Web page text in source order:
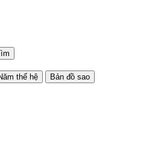
thế hệ
Bản đồ sao